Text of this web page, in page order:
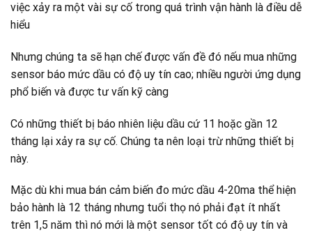
việc xảy ra một vài sự cố trong quá trình vận hành là điều dễ
hiểu
Nhưng chúng ta sẽ hạn chế được vấn đề đó nếu mua những
sensor báo mức dầu có độ uy tín cao; nhiều người ứng dụng
phổ biến và được tư vấn kỹ càng
Có những thiết bị báo nhiên liệu dầu cứ 11 hoặc gần 12
tháng lại xảy ra sự cố. Chúng ta nên loại trừ những thiết bị
này.
Mặc dù khi mua bán cảm biến đo mức dầu 4-20ma thể hiện
bảo hành là 12 tháng nhưng tuổi thọ nó phải đạt ít nhất
trên 1,5 năm thì nó mới là một sensor tốt có độ uy tín và